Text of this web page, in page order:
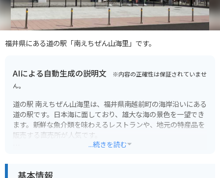
福井県にある道の駅「南えちぜん山海里」です。
AIによる自動生成の説明文 ※内容の正確性は保証されていませ
ん。
道の駅 南えちぜん山海里は、福井県南越前町の海岸沿いにある
道の駅です。日本海に面しており、雄大な海の景色を一望でき
ます。新鮮な魚介類を味わえるレストランや、地元の特産品を
販売する直売所が人気です。
られます。周辺には、歴史的な建造物や温泉施設もあるので、
...続きを読む
基本情報